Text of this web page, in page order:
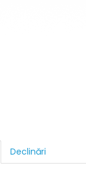
Declinări